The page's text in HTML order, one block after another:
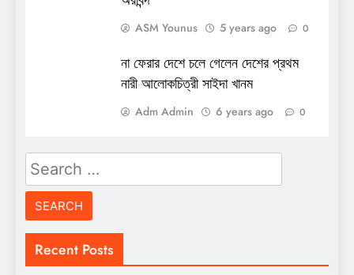
ASM Younus 5 years ago 0
না ফেরার দেশে চলে গেলেন দেশের প্রথম
নারী আলোকচিত্রী সাইদা খানম
Adm Admin 6 years ago 0
Search
for:
Recent Posts